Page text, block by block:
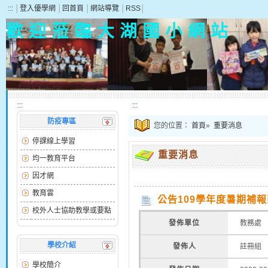
::: 登入優學網 回首頁 網站導覽 RSS
歡 迎 蒞 臨 大 湖 國 小 網 站
:::
防疫專區
停課線上學習
均一教育平台
因才網
教育雲
校外人士協助教學或要點
學校介紹
學校簡介
:::
您的位置： 首頁» 重要消息
重要消息
公告109學年度暑期補
發佈單位 教務處
發佈人 註冊組